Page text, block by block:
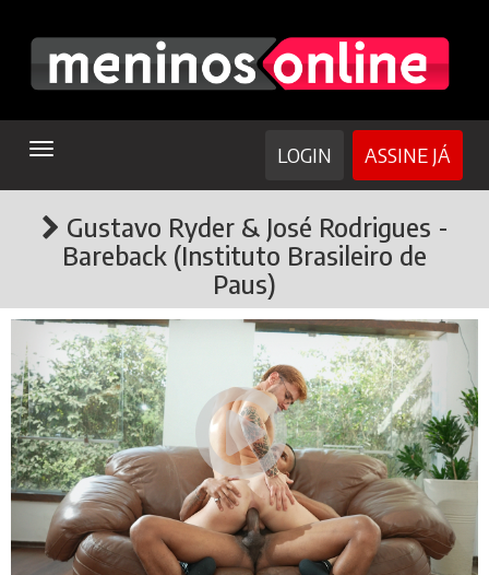
TOGGLE
ASSINE JÁ
LOGIN
Gustavo Ryder & José Rodrigues -
Bareback (Instituto Brasileiro de
Paus)